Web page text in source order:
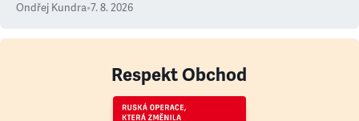
Ondřej Kundra•7. 8. 2026
Respekt Obchod